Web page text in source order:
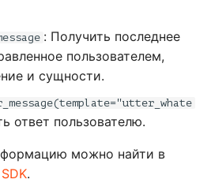
: Получить последнее
пользователем,
и сущности.
ответ пользователю.
можно найти в
.